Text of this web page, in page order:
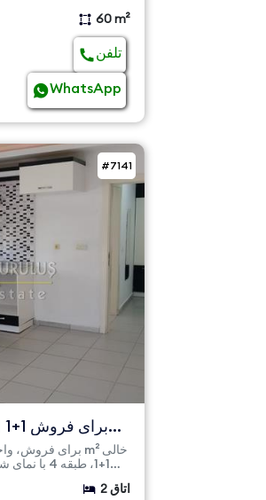
60 m²
تلفن
WhatsApp
#7141
2 اتاق